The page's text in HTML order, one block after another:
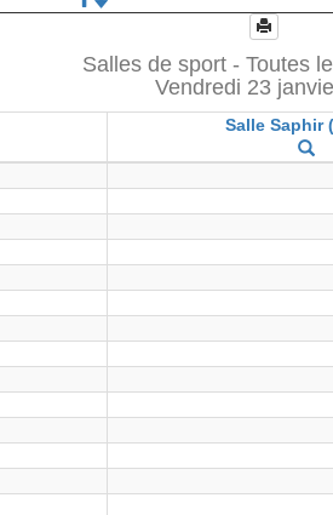
Salles de sport - Toutes
Vendredi 23
Salle Saphir